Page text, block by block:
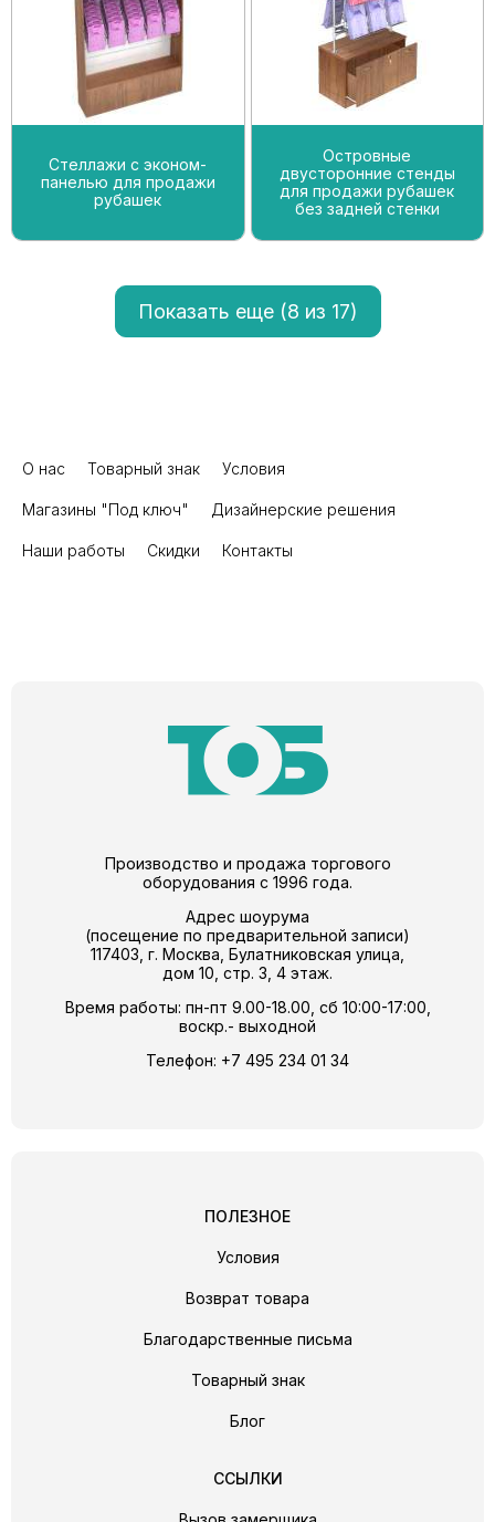
Стеллажи с эконом-
панелью для продажи
рубашек
Островные
двусторонние стенды
для продажи рубашек
без задней стенки
Показать еще (8 из 17)
О нас Товарный знак Условия
Магазины "Под ключ" Дизайнерские решения
Наши работы Скидки Контакты
Производство и продажа торгового
оборудования с 1996 года.
Адрес шоурума
(посещение по предварительной записи)
117403, г. Москва, Булатниковская улица,
дом 10, стр. 3, 4 этаж.
Время работы: пн-пт 9.00-18.00, сб 10:00-17:00,
воскр.- выходной
Телефон: +7 495 234 01 34
ПОЛЕЗНОЕ
Условия
Возврат товара
Благодарственные письма
Товарный знак
Блог
ССЫЛКИ